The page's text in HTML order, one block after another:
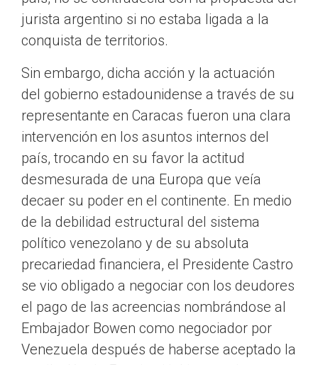
jurista argentino si no estaba ligada a la
conquista de territorios.
Sin embargo, dicha acción y la actuación
del gobierno estadounidense a través de su
representante en Caracas fueron una clara
intervención en los asuntos internos del
país, trocando en su favor la actitud
desmesurada de una Europa que veía
decaer su poder en el continente. En medio
de la debilidad estructural del sistema
político venezolano y de su absoluta
precariedad financiera, el Presidente Castro
se vio obligado a negociar con los deudores
el pago de las acreencias nombrándose al
Embajador Bowen como negociador por
Venezuela después de haberse aceptado la